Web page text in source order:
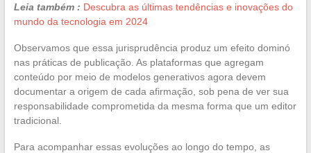
Leia também : Descubra as últimas tendências e inovações do
mundo da tecnologia em 2024
Observamos que essa jurisprudência produz um efeito dominó
nas práticas de publicação. As plataformas que agregam
conteúdo por meio de modelos generativos agora devem
documentar a origem de cada afirmação, sob pena de ver sua
responsabilidade comprometida da mesma forma que um editor
tradicional.
Para acompanhar essas evoluções ao longo do tempo, as